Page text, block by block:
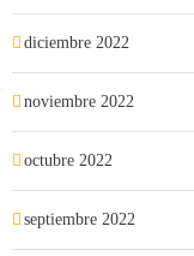
diciembre 2022
noviembre 2022
octubre 2022
septiembre 2022